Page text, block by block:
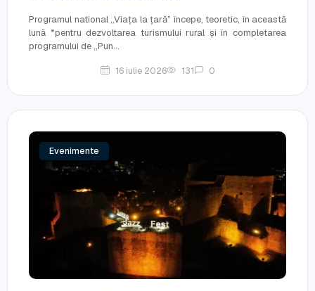
Programul national ,,Viața la țară” începe, teoretic, în această
lună *pentru dezvoltarea turismului rural și în completarea
programului de ,,Pun...
16 iulie 2026 131 0
Evenimente